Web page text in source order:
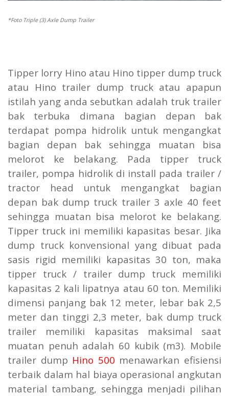
*Foto Triple (3) Axle Dump Trailer
Tipper lorry Hino atau Hino tipper dump truck
atau Hino trailer dump truck atau apapun
istilah yang anda sebutkan adalah truk trailer
bak terbuka dimana bagian depan bak
terdapat pompa hidrolik untuk mengangkat
bagian depan bak sehingga muatan bisa
melorot ke belakang. Pada tipper truck
trailer, pompa hidrolik di install pada trailer /
tractor head untuk mengangkat bagian
depan bak dump truck trailer 3 axle 40 feet
sehingga muatan bisa melorot ke belakang.
Tipper truck ini memiliki kapasitas besar. Jika
dump truck konvensional yang dibuat pada
sasis rigid memiliki kapasitas 30 ton, maka
tipper truck / trailer dump truck memiliki
kapasitas 2 kali lipatnya atau 60 ton. Memiliki
dimensi panjang bak 12 meter, lebar bak 2,5
meter dan tinggi 2,3 meter, bak dump truck
trailer memiliki kapasitas maksimal saat
muatan penuh adalah 60 kubik (m3). Mobile
trailer dump Hino 500 menawarkan efisiensi
terbaik dalam hal biaya operasional angkutan
material tambang, sehingga menjadi pilihan